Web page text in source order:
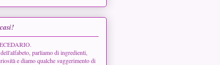
parliamo di ingredienti,
e diamo qualche suggerimento di